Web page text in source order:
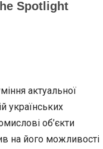
актуальної
українських
об’єкти
на його можливості